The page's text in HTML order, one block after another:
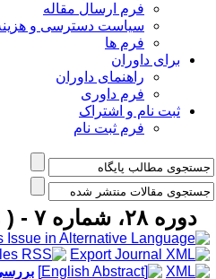
فرم ارسال مقاله
سیاست دسترسی و
فرم ها
برای داوران
راهنمای داوران
فرم داوری
ثبت نام و اشتراک
فرم ثبت نام
دوره ۲۸، شماره ۷ - ( ماهنامه مهر ۱۳۹۶ )
بررسی